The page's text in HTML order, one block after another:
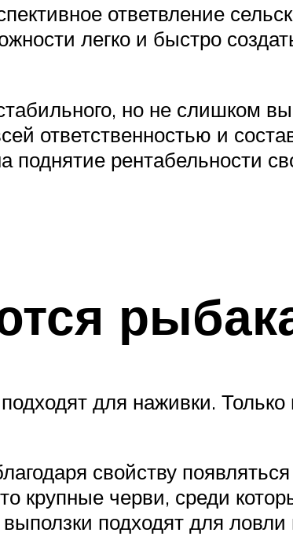
ответвление
легко и быстро
но не слишком
ответственностью и
поднятие рентабельности
для наживки. Только
свойству
крупные черви, среди
подходят для ловли